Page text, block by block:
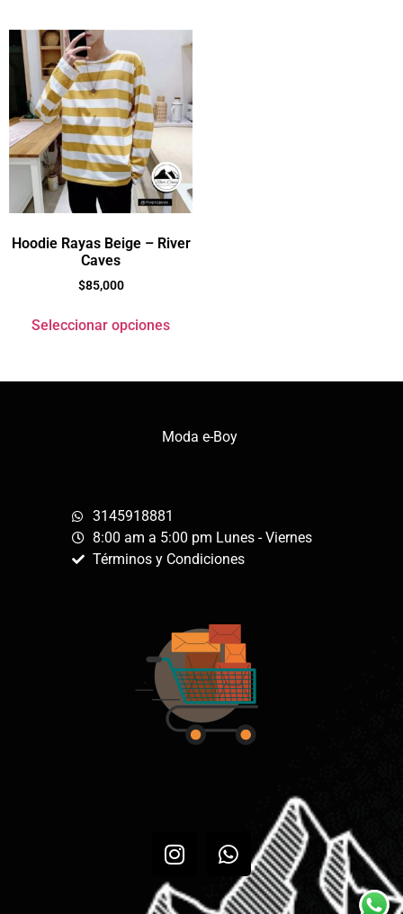
Hoodie Rayas Beige – River
Caves
$85,000
Seleccionar opciones
Moda e-Boy
3145918881
8:00 am a 5:00 pm Lunes - Viernes
Términos y Condiciones